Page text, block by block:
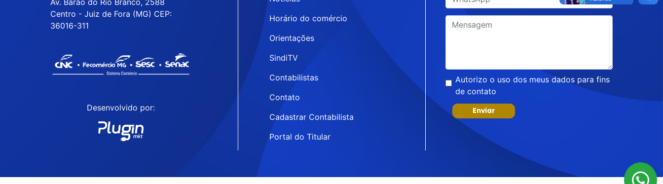
Av. Barão do Rio Branco, 2588
Centro - Juiz de Fora (MG) CEP:
36016-311
Desenvolvido por:
Horário do comércio
Orientações
SindiTV
Contabilistas
Contato
Cadastrar Contabilista
Portal do Titular
Autorizo o uso dos meus dados para fins
de contato
Enviar